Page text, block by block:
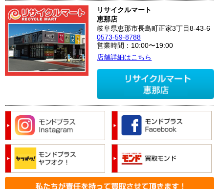
リサイクルマート
恵那店
岐阜県恵那市長島町正家3丁目8-43-6
0573-59-8788
営業時間：10:00〜19:00
店舗詳細はこちら